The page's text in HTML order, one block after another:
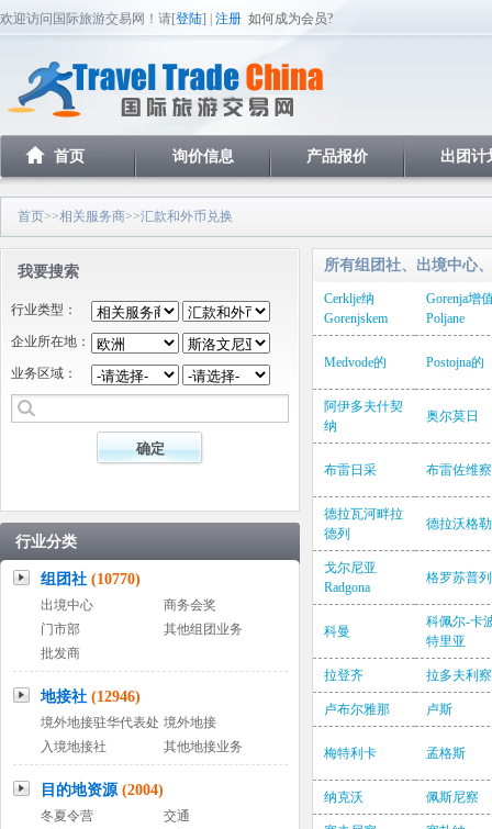
欢迎访问国际旅游交易网！请[登陆] | 注册 如何成为会员?
首页 询价信息 产品报价 出团计
首页>>相关服务商>>汇款和外币兑换
我要搜索
行业类型：
企业所在地：
业务区域：
行业分类
组团社 (10770)
出境中心
商务会奖
门市部
其他组团业务
批发商
地接社 (12946)
境外地接驻华代表处 境外地接
入境地接社
其他地接业务
目的地资源 (2004)
冬夏令营
交通
所有组团社、出境中心
Cerklje纳
Gorenjskem
Gorenja增
Poljane
Medvode的 Postojna的
阿伊多夫什契
纳
奥尔莫日
布雷日采 布雷佐维察
德拉瓦河畔拉
德列
德拉沃格勒
戈尔尼亚
Radgona
格罗苏普列
科曼
科佩尔-卡
特里亚
拉登齐 拉多夫利察
卢布尔雅那 卢斯
梅特利卡 孟格斯
纳克沃 佩斯尼察